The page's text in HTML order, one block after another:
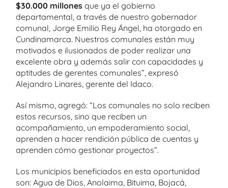
$30.000 millones que ya el gobierno
departamental, a través de nuestro gobernador
comunal, Jorge Emilio Rey Ángel, ha otorgado en
Cundinamarca. Nuestros comunales están muy
motivados e ilusionados de poder realizar una
excelente obra y además salir con capacidades y
aptitudes de gerentes comunales”, expresó
Alejandro Linares, gerente del Idaco.
Así mismo, agregó: “Los comunales no solo reciben
estos recursos, sino que reciben un
acompañamiento, un empoderamiento social,
aprenden a hacer rendición pública de cuentas y
aprenden cómo gestionar proyectos”.
Los municipios beneficiados en esta oportunidad
son: Agua de Dios, Anolaima, Bituima, Bojacá,